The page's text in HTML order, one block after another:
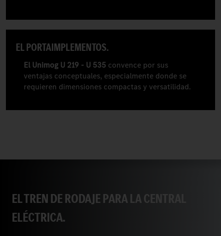
EL PORTAIMPLEMENTOS.
El Unimog U 219 - U 535 convence por sus
ventajas conceptuales, especialmente donde se
requieren dimensiones compactas y versatilidad.
EL TREN DE RODAJE PARA LA CENTRAL
ELÉCTRICA.